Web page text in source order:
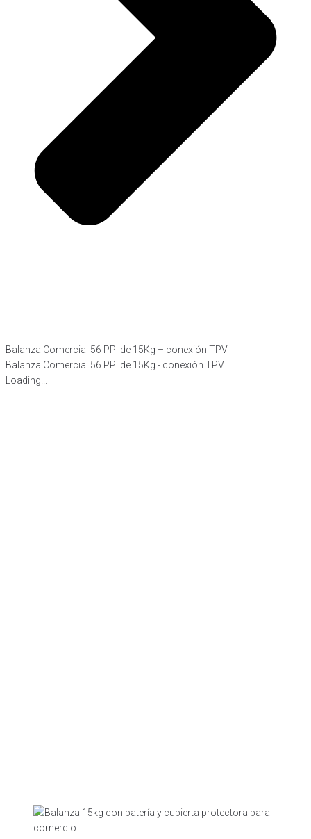
Balanza Comercial 56 PPI de 15Kg – conexión TPV
Balanza Comercial 56 PPI de 15Kg - conexión TPV
Loading...